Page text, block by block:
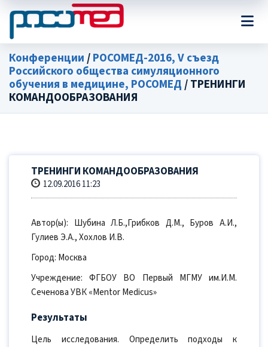
Конференции/РОСОМЕД-2016, V съезд
Российского общества симуляционного
обучения в медицине, РОСОМЕД/ ТРЕНИНГИ
КОМАНДООБРАЗОВАНИЯ
ТРЕНИНГИ КОМАНДООБРАЗОВАНИЯ
12.09.2016 11:23
Автор(ы): Шубина Л.Б.,Грибков Д.М., Буров А.И.,
Гулиев Э.А., Хохлов И.В.
Город: Москва
Учреждение: ФГБОУ ВО Первый МГМУ им.И.М.
Сеченова УВК «Mentor Medicus»
Результаты
Цель исследования. Определить подходы к